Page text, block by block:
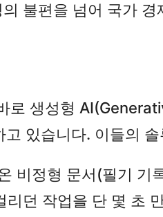
불편을 넘어 국가
로 생성형
있습니다. 이들의
비정형 문서(필기 기
던 작업을 단 몇 초